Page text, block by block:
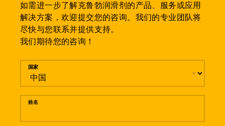
如需进一步了解克鲁勃润滑剂的产品、服务或应用
解决方案，欢迎提交您的咨询。我们的专业团队将
尽快与您联系并提供支持。
我们期待您的咨询！
留言
国家
姓名